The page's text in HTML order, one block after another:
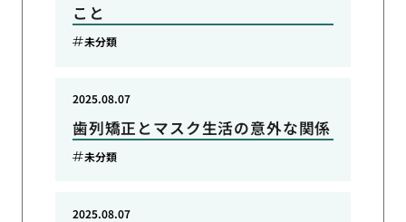
こと
未分類
歯列矯正とマスク生活の意外な関係
2025.08.07
未分類
2025.08.07